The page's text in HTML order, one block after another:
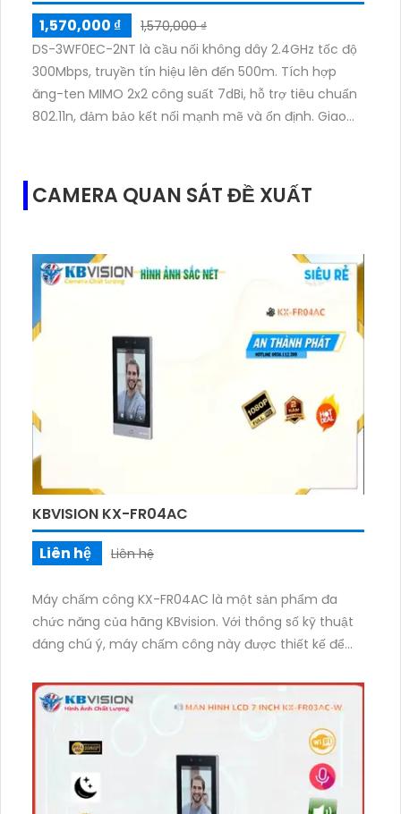
1,570,000 ₫
1,570,000 ₫
DS-3WF0EC-2NT là cầu nối không dây 2.4GHz tốc độ
300Mbps, truyền tín hiệu lên đến 500m. Tích hợp
ăng-ten MIMO 2x2 công suất 7dBi, hỗ trợ tiêu chuẩn
802.11n, đảm bảo kết nối mạnh mẽ và ổn định. Giao
động thời gian thực nhanh chóng và hiệu quả.
CAMERA QUAN SÁT ĐỀ XUẤT
KBVISION KX-FR04AC
Liên hệ
Liên hệ
Máy chấm công KX-FR04AC là một sản phẩm đa
chức năng của hãng KBvision. Với thông số kỹ thuật
đáng chú ý, máy chấm công này được thiết kế để
các doanh nghiệp, văn phòng, cửa hàng, và nhiều
nơi khác. Thiết kế nhỏ gọn và sang trọng, máy chấm
công KX-FR04AC có khả năng hỗ trợ tới 1500 người
dùng. Điều này có nghĩa là bạn có thể quản lý và ghi
nhận thông tin chấm công cho tối đa 1500 người
trong hệ thống. Điều này rất hữu ích cho các doanh